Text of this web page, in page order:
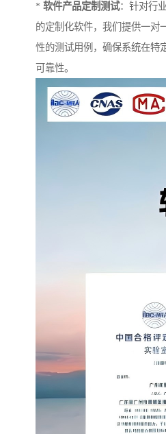
* 软件产品定制测试：针对行
的定制化软件，我们提供一对
性的测试用例，确保系统在特
可靠性。